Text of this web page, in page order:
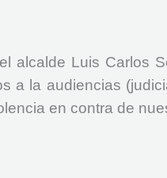
alcalde Luis Carlos
a la audiencias
en contra de